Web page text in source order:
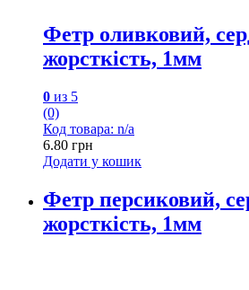
Фетр оливковий,
жорсткість, 1мм
0 из 5
(0)
Код товара: n/a
6.80 грн
Додати у кошик
Фетр персиковий,
жорсткість, 1мм